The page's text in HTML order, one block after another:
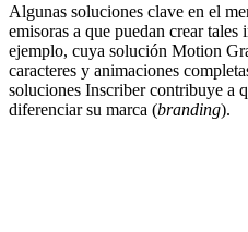
Algunas soluciones clave en el
emisoras a que puedan crear tales
ejemplo, cuya solución Motion
caracteres y animaciones
soluciones Inscriber contribuye a
diferenciar su marca (branding).